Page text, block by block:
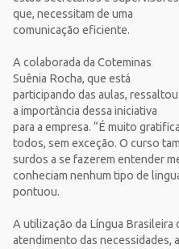
que, necessitam de uma
comunicação eficiente.
A colaborada da Coteminas
Suênia Rocha, que está
participando das aulas, ressaltou
a importância dessa iniciativa
para a empresa. “É muito
todos, sem exceção. O curso
surdos a se fazerem entender
conheciam nenhum tipo de
pontuou.
A utilização da Língua Brasileira
atendimento das necessidades,